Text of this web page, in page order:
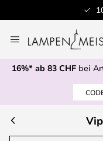
Inhalt
springen
16%* ab 83 CHFbei